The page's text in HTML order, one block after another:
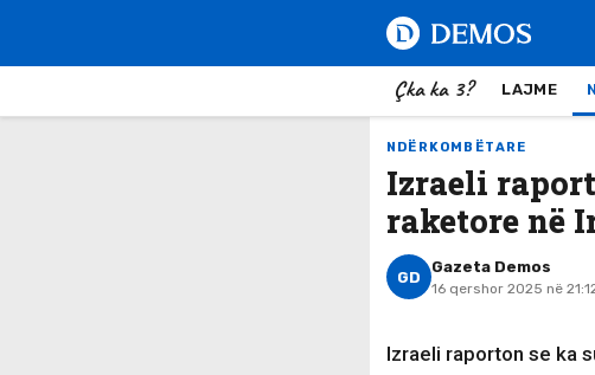
Çka ka 3? LAJME
NDËRKOMBËTARE
Izraeli
raketore në
GD
Gazeta Demos
16 qershor 2025 në
Izraeli raporton se ka